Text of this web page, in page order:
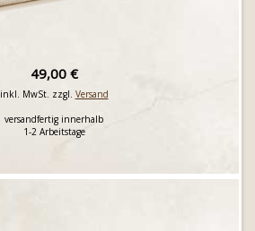
49,00 €
inkl. MwSt. zzgl. Versand
versandfertig innerhalb
1-2 Arbeitstage